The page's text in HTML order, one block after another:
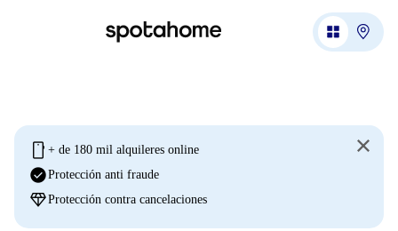
mobile + de 180 mil alquileres online
check_circleProtección anti fraude
diamondProtección contra cancelaciones